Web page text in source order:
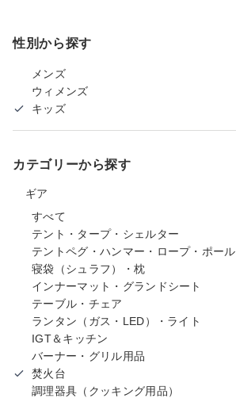
性別から探す
メンズ
ウィメンズ
キッズ
カテゴリーから探す
ギア
すべて
テント・タープ・シェルター
テントペグ・ハンマー・ロープ・ポール
寝袋（シュラフ）・枕
インナーマット・グランドシート
テーブル・チェア
ランタン（ガス・LED）・ライト
IGT＆キッチン
バーナー・グリル用品
焚火台
調理器具（クッキング用品）